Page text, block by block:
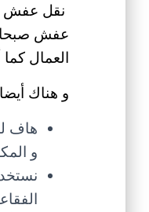
نقل عفش
عفش صبحان
العمال
و هناك
هاف
و